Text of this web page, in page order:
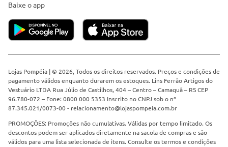
Baixe o app
Lojas Pompéia | © 2026, Todos os direitos reservados. Preços e condições de
pagamento válidos enquanto durarem os estoques. Lins Ferrão Artigos do
Vestuário LTDA Rua Júlio de Castilhos, 404 – Centro – Camaquã – RS CEP
96.780-072 – Fone: 0800 000 5353 Inscrito no CNPJ sob o nº
87.345.021/0073-00 - relacionamento@lojaspompeia.com.br
PROMOÇÕES: Promoções não cumulativas. Válidas por tempo limitado. Os
descontos podem ser aplicados diretamente na sacola de compras e são
válidos para uma lista selecionada de itens. Consulte os termos e condições